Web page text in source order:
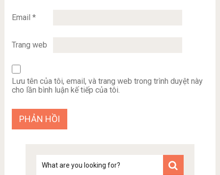
Email *
Trang web
Lưu tên của tôi, email, và trang web trong trình duyệt này
cho lần bình luận kế tiếp của tôi.
kiem